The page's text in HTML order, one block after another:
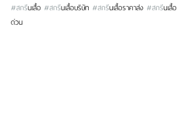
#สกรีนเสื้อ #สกรีนเสื้อบริษัท #สกรีนเสื้อราคาส่ง #สกรีนเสื้อ
ด่วน